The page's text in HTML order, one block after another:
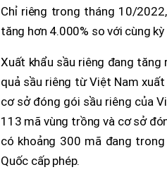
Chỉ riêng trong tháng 10/
tăng hơn 4.000% so với cùng
Xuất khẩu sầu riêng đang
quả sầu riêng từ Việt Nam
cơ sở đóng gói sầu riêng của
113 mã vùng trồng và cơ sở
có khoảng 300 mã đang
Quốc cấp phép.